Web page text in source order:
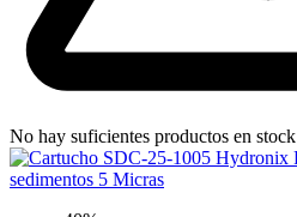
No hay suficientes productos en stock